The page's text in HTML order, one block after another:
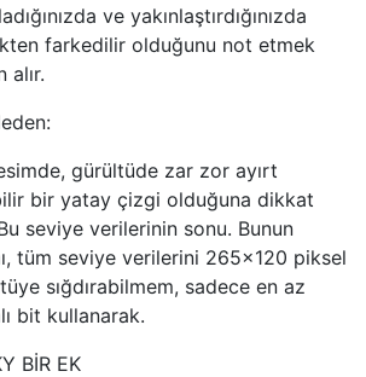
ve yakınlaştırdığınızda
farkedilir olduğunu not etmek
alır.
gürültüde zar zor ayırt
bir yatay çizgi olduğuna dikkat
seviye verilerinin sonu. Bunun
tüm seviye verilerini 265x120 piksel
sığdırabilmem, sadece en az
bit kullanarak.
BİR EK